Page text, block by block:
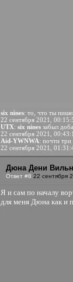
six nines: то, что ты
22 сентября 2021,
UTX: six nines забыл
22 сентября 2021,
Aid-YWNWA: почти три
22 сентября 2021,
Дюна Дени
Ответ #8 22 сентября
Я и сам по началу
для меня Дюна как и